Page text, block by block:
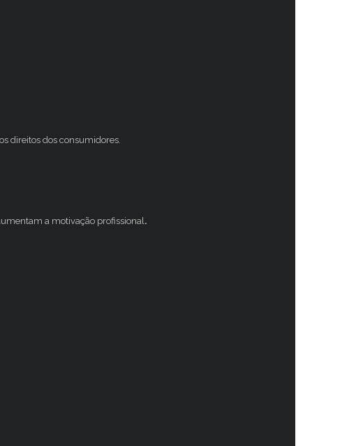
direitos dos consumidores.
a motivação profissional.